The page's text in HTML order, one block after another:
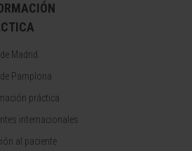
Madrid
Pamplona
práctica
internacionales
al paciente